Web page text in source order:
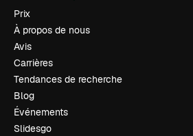
Prix
À propos de nous
Avis
Carrières
Tendances de recherche
Blog
Événements
Slidesgo